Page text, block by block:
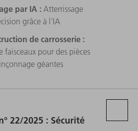
par IA : Atterrissage
grâce à l'IA
de carrosserie :
faisceaux pour des pièces
géantes
22/2025 : Sécurité